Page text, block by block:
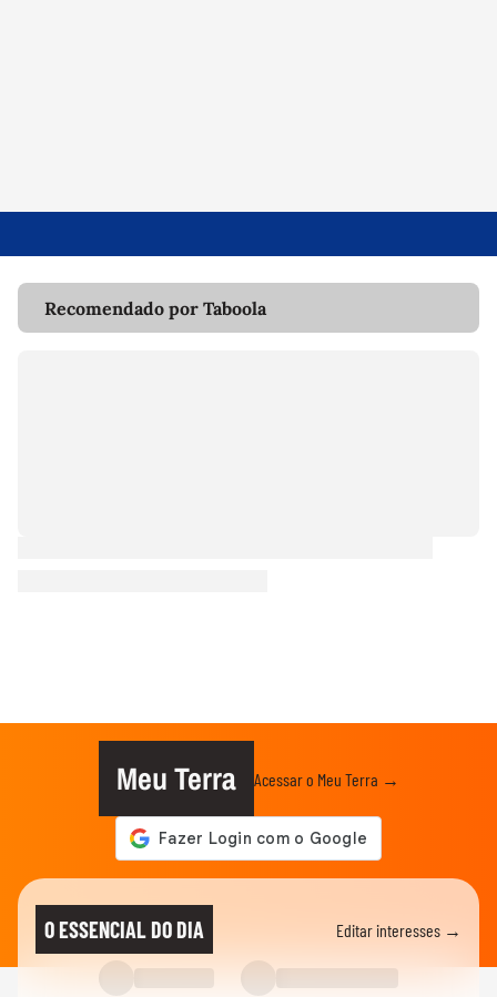
Recomendado por Taboola
Meu Terra Acessar o Meu Terra →
O ESSENCIAL DO DIA Editar interesses →